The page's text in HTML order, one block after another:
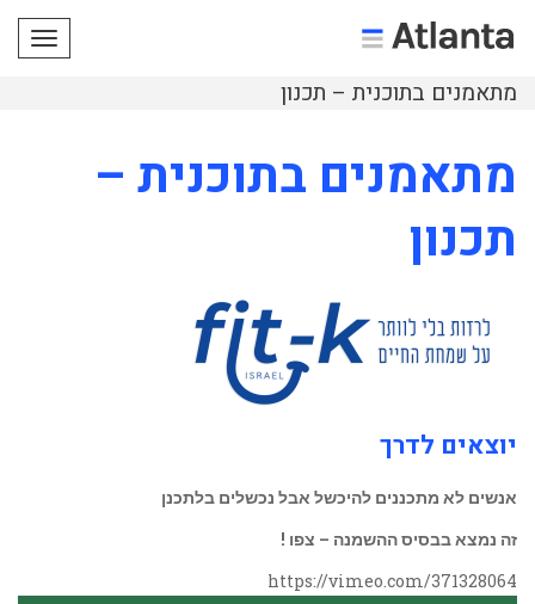
מתאמנים בתוכנית – תכנון
מתאמנים בתוכנית –
תכנון
יוצאים לדרך
אנשים לא מתכננים להיכשל אבל נכשלים בלתכנן
זה נמצא בבסיס ההשמנה – צפו !
https://vimeo.com/371328064